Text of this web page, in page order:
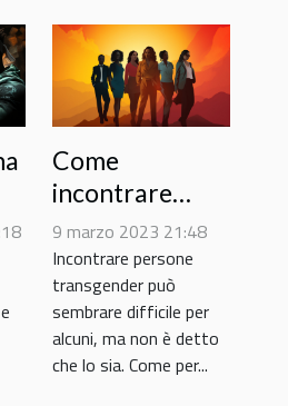
Come
incontrare
persone
transgender ?
9 marzo 2023 21:48
Incontrare persone
transgender può
sembrare difficile per
alcuni, ma non è detto
che lo sia. Come per...